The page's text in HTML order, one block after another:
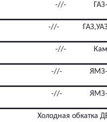
-//-
-//-
-//-
-//-
-//-
Холодная обкатка